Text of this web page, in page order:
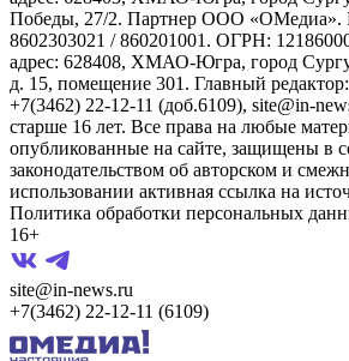
Победы, 27/2. Партнер ООО
8602303021 / 860201001. ОГРН:
адрес: 628408, ХМАО-Югра, город
д. 15, помещение 301. Главный
+7(3462) 22-12-11 (доб.6109), site@in-
старше 16 лет. Все права на любые
опубликованные на сайте, защищены в
законодательством об авторском и
использовании активная ссылка на
Политика обработки персональных
16+
site@in-news.ru
+7(3462) 22-12-11 (6109)